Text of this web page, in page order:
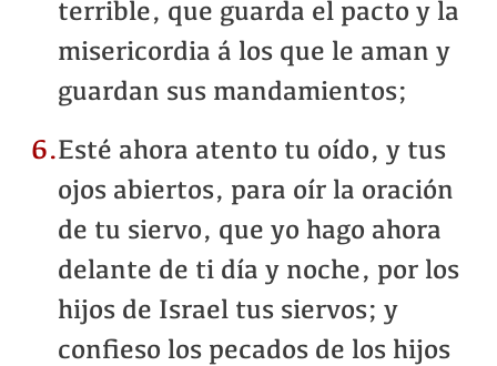
terrible, que guarda el pacto y la
misericordia á los que le aman y
guardan sus mandamientos;
6.Esté ahora atento tu oído, y tus
ojos abiertos, para oír la oración
de tu siervo, que yo hago ahora
delante de ti día y noche, por los
hijos de Israel tus siervos; y
confieso los pecados de los hijos